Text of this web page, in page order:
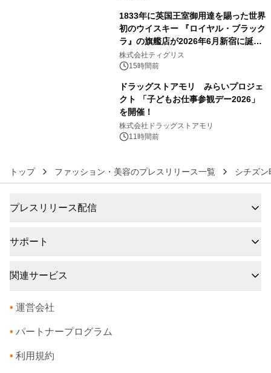
1833年に英国王室御用達を賜った世界
初のウイスキー 『ロイヤル・ブラック
ラ』の旗艦店が2026年6月新宿に誕
生 バカルディ ジャパンと連携した
没入型バー「BAR Arca」
株式会社ティグリス
15時間前
ドラッグストアモリ みらいプロジェ
クト 「子どもお仕事参観デー2026」
を開催！
株式会社ドラッグストアモリ
11時間前
トップ ファッション・美容のプレスリリース一覧 シチズ
プレスリリース配信
サポート
関連サービス
• 運営会社
• パートナープログラム
• 利用規約